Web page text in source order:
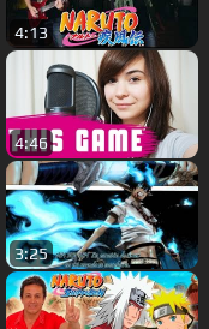
4:13
4:46
3:25